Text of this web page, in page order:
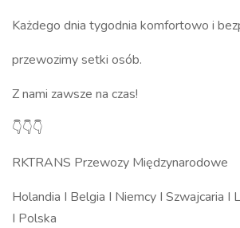
Każdego dnia tygodnia komfortowo i
przewozimy setki osób.
Z nami zawsze na czas!
👇👇👇
RKTRANS Przewozy Międzynarodowe
Holandia I Belgia I Niemcy I Szwajcaria I
I Polska